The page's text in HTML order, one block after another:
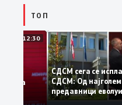
ТОП
12:30
на
СДСМ сега се
СДСМ: Од
предавници
најголеми